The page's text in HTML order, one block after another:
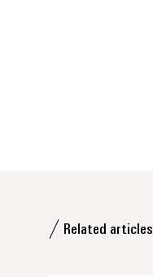
Related articles